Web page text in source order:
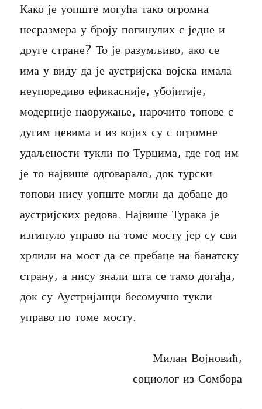
Како је уопште могућа тако огромна
несразмера у броју погинулих с једне и
друге стране? То је разумљиво, ако се
има у виду да је аустријска војска имала
неупоредиво ефикасније, убојитије,
модерније наоружање, нарочито топове с
дугим цевима и из којих су с огромне
удаљености тукли по Турцима, где год им
је то највише одговарало, док турски
топови нису уопште могли да добаце до
аустријских редова. Највише Турака је
изгинуло управо на томе мосту јер су сви
хрлили на мост да се пребаце на банатску
страну, а нису знали шта се тамо догађа,
док су Аустријанци бесомучно тукли
управо по томе мосту.
Милан Војновић,
социолог из Сомбора